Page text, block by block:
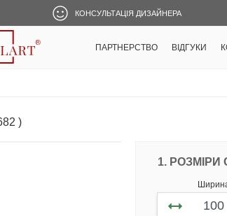
КОНСУЛЬТАЦІЯ ДИЗАЙНЕРА
ПАРТНЕРСТВО ВІДГУКИ
)
1. РОЗМІРИ